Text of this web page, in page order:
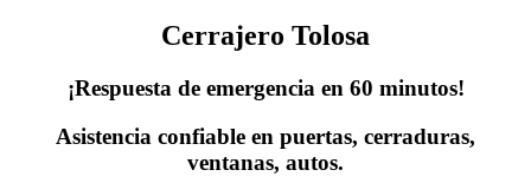
Cerrajero Tolosa
¡Respuesta de emergencia en 60 minutos!
Asistencia confiable en puertas, cerraduras,
ventanas, autos.